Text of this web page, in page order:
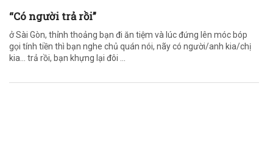
“Có người trả rồi”
ở Sài Gòn, thỉnh thoảng bạn đi ăn tiệm và lúc đứng lên móc bóp
gọi tính tiền thì bạn nghe chủ quán nói, nãy có người/anh kia/chị
kia… trả rồi, bạn khựng lại đôi ...